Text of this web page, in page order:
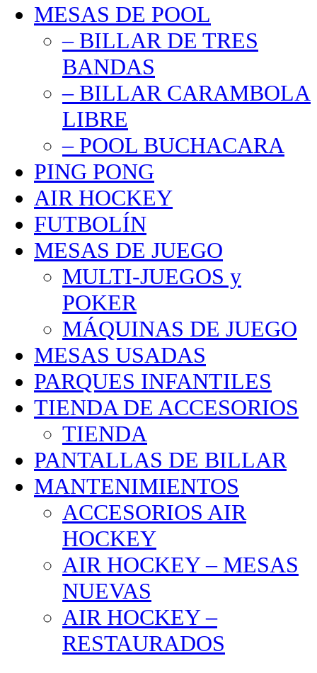
MESAS DE POOL
– BILLAR DE TRES
BANDAS
– BILLAR CARAMBOLA
LIBRE
– POOL BUCHACARA
PING PONG
AIR HOCKEY
FUTBOLÍN
MESAS DE JUEGO
MULTI-JUEGOS y
POKER
MÁQUINAS DE JUEGO
MESAS USADAS
PARQUES INFANTILES
TIENDA DE ACCESORIOS
TIENDA
PANTALLAS DE BILLAR
MANTENIMIENTOS
ACCESORIOS AIR
HOCKEY
AIR HOCKEY – MESAS
NUEVAS
AIR HOCKEY –
RESTAURADOS